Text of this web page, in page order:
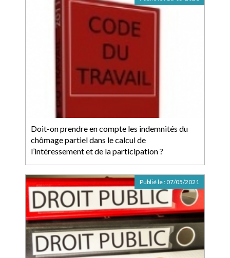
Doit-on prendre en compte les indemnités du
chômage partiel dans le calcul de
l’intéressement et de la participation ?
Publié le : 07/05/2021